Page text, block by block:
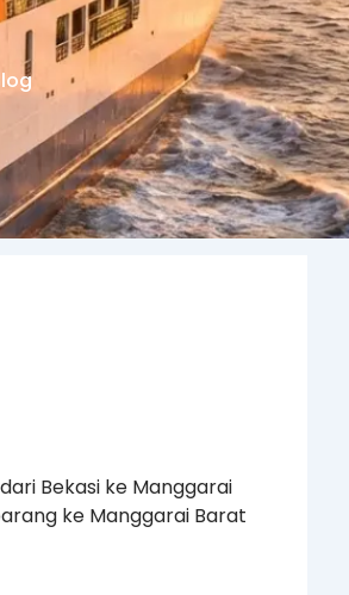
Bekasi ke Manggarai
ke Manggarai Barat